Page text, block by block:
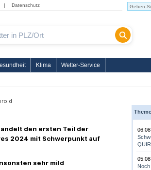
| Datenschutz
Klima Wetter-Service
den ersten Teil der
2024 mit Schwerpunkt auf
sehr mild